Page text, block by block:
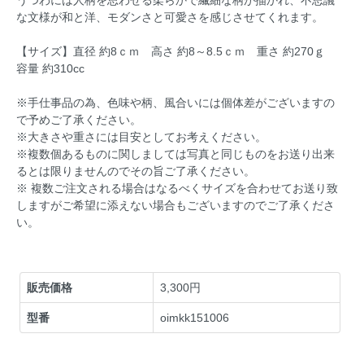
な文様が和と洋、モダンさと可愛さを感じさせてくれます。
【サイズ】直径 約8ｃｍ 高さ 約8～8.5ｃｍ 重さ 約270ｇ
容量 約310cc
※手仕事品の為、色味や柄、風合いには個体差がございますの
で予めご了承ください。
※大きさや重さには目安としてお考えください。
※複数個あるものに関しましては写真と同じものをお送り出来
るとは限りませんのでその旨ご了承ください。
※ 複数ご注文される場合はなるべくサイズを合わせてお送り致
しますがご希望に添えない場合もございますのでご了承くださ
い。
販売価格 3,300円
型番 oimkk151006